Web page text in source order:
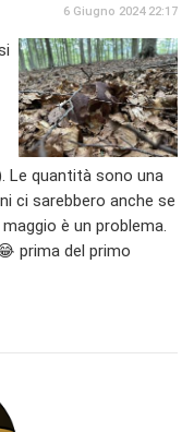
6 Giugno 2024 22:17
Le quantità sono una
ci sarebbero anche se
è un problema.
prima del primo